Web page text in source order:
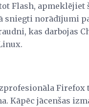
Flash, apmeklējiet
sniegti norādījumi
kas darbojas
Firefox
Kāpēc jācenšas